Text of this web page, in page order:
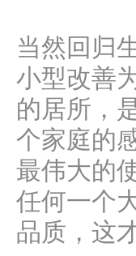
当然回归
小型改善
的居所，
个家庭的
最伟大的
任何一个
品质，这